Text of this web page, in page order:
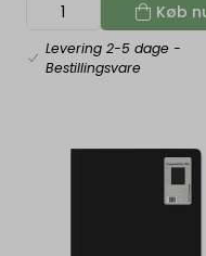
Køb
Levering 2-5 dage -
Bestillingsvare